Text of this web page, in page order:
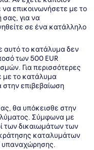
επικοινωνήσετε με το
σας, για να
σε ένα κατάλληλο
αυτό το κατάλυμα δεν
των 500 EUR
Για περισσότερες
με το κατάλυμα
στην επιβεβαίωση
θα υπόκεισθε στην
Σύμφωνα με
των δικαιωμάτων των
καταλυμάτων
υπαναχώρησης.